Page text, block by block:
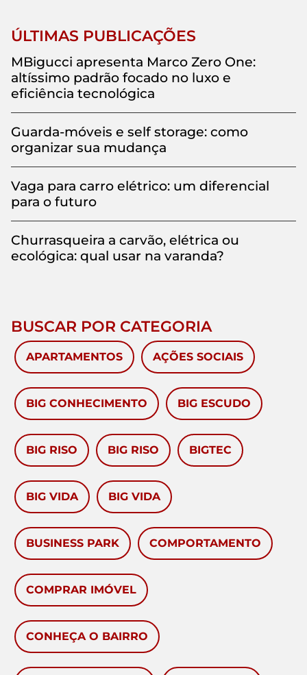
ÚLTIMAS PUBLICAÇÕES
MBigucci apresenta Marco Zero One:
altíssimo padrão focado no luxo e
eficiência tecnológica
Guarda-móveis e self storage: como
organizar sua mudança
Vaga para carro elétrico: um diferencial
para o futuro
Churrasqueira a carvão, elétrica ou
ecológica: qual usar na varanda?
BUSCAR POR CATEGORIA
APARTAMENTOS AÇÕES SOCIAIS
BIG CONHECIMENTO BIG ESCUDO
BIG RISO BIG RISO BIGTEC
BIG VIDA BIG VIDA
BUSINESS PARK COMPORTAMENTO
COMPRAR IMÓVEL
CONHEÇA O BAIRRO